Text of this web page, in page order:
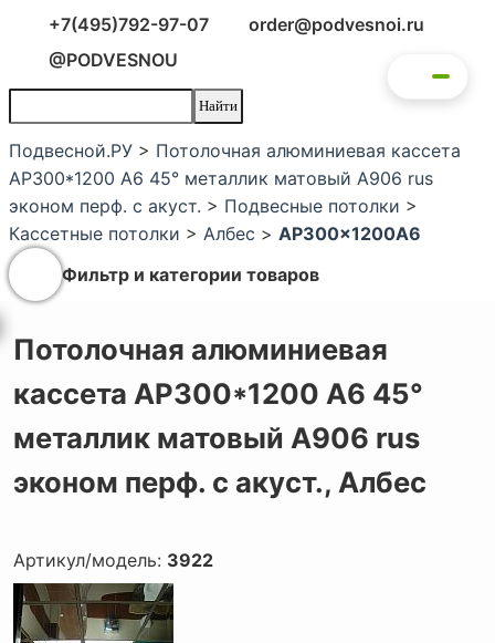
+7(495)792-97-07
order@podvesnoi.ru
@PODVESNOU
Подвесной.РУ > Потолочная алюминиевая кассета
AP300*1200 A6 45° металлик матовый А906 rus
эконом перф. с акуст. > Подвесные потолки >
Кассетные потолки > Албес > AP300x1200A6
Фильтр и категории товаров
Потолочная алюминиевая
кассета AP300*1200 A6 45°
металлик матовый А906 rus
эконом перф. с акуст., Албес
Артикул/модель: 3922